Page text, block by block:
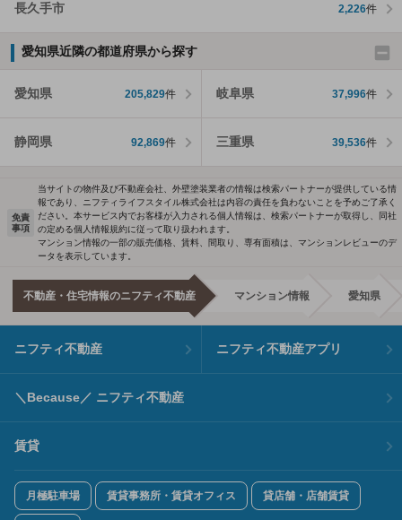
長久手市 2,226件
愛知県近隣の都道府県から探す
愛知県 205,829件 岐阜県 37,996件
静岡県 92,869件 三重県 39,536件
免責
事項
当サイトの物件及び不動産会社、外壁塗装業者の情報は検索パートナーが提供している情
報であり、ニフティライフスタイル株式会社は内容の責任を負わないことを予めご了承く
ださい。本サービス内でお客様が入力される個人情報は、検索パートナーが取得し、同社
の定める個人情報規約に従って取り扱われます。
マンション情報の一部の販売価格、賃料、間取り、専有面積は、マンションレビューのデ
ータを表示しています。
不動産・住宅情報のニフティ不動産 マンション情報 愛知県
ニフティ不動産 ニフティ不動産アプリ
＼Because／ ニフティ不動産
賃貸
月極駐車場 賃貸事務所・賃貸オフィス 貸店舗・店舗賃貸